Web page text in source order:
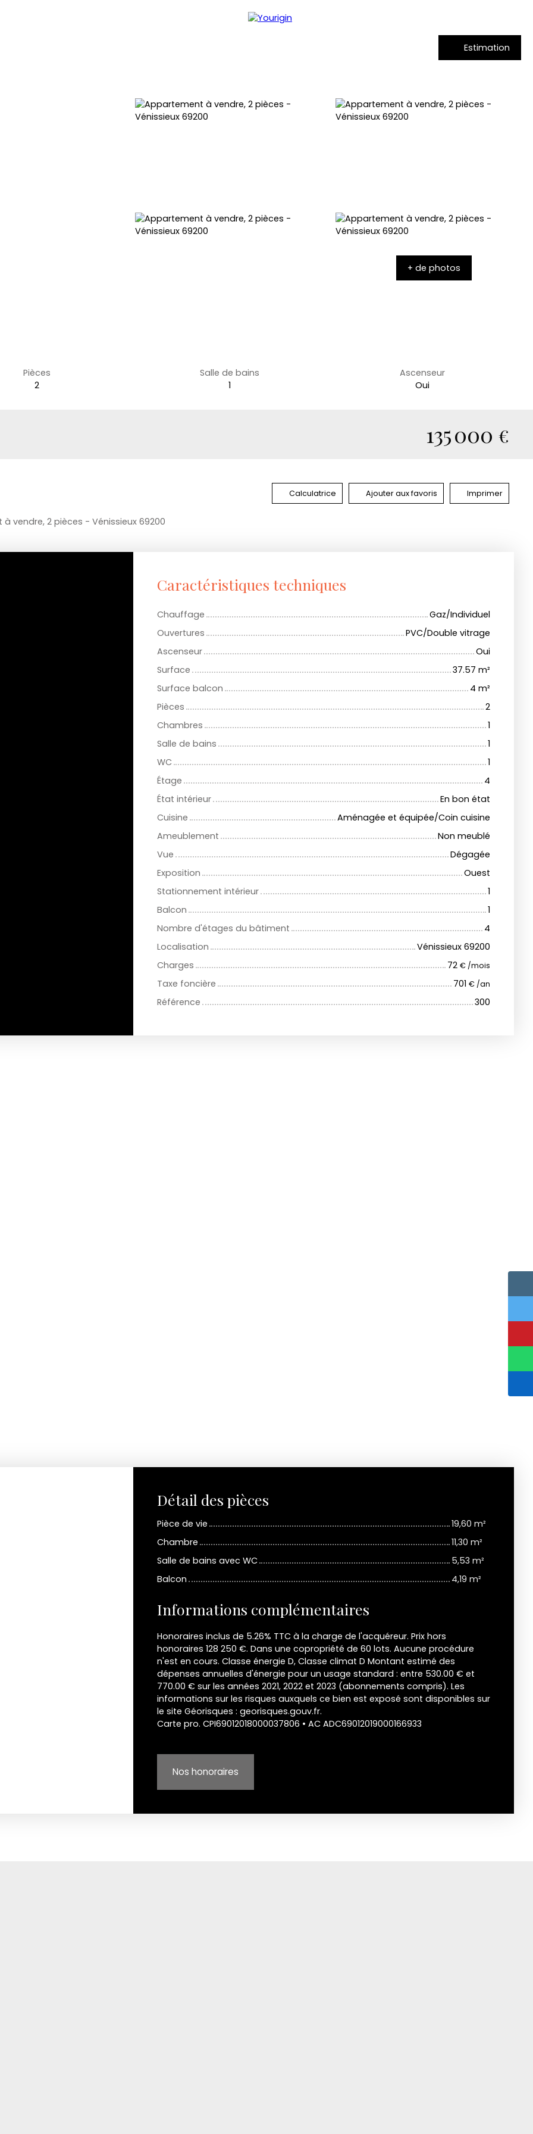
Estimation
+ de photos
Pièces
2
Salle de bains
1
Ascenseur
Oui
135 000 €
Calculatrice Ajouter aux favoris Imprimer
vendre, 2 pièces - Vénissieux 69200
Caractéristiques techniques
Chauffage
Gaz/Individuel
Ouvertures
PVC/Double vitrage
Ascenseur
Oui
Surface
37.57 m²
Surface balcon
4 m²
Pièces
2
Chambres
1
Salle de bains
1
WC
1
Étage
4
État intérieur
En bon état
Cuisine
Aménagée et équipée/Coin cuisine
Ameublement
Non meublé
Vue
Dégagée
Exposition
Ouest
Stationnement intérieur
1
Balcon
1
Nombre d'étages du bâtiment
4
Localisation
Vénissieux 69200
Charges
72 € /mois
Taxe foncière 701 € /an
Référence 300
Détail des pièces
Pièce de vie
19,60 m²
Chambre
11,30 m²
Salle de bains avec WC
5,53 m²
Balcon
4,19 m²
Informations complémentaires
Honoraires inclus de 5.26% TTC à la charge de l'acquéreur. Prix hors
honoraires 128 250 €. Dans une copropriété de 60 lots. Aucune procédure
n'est en cours. Classe énergie D, Classe climat D Montant estimé des
dépenses annuelles d'énergie pour un usage standard : entre 530.00 € et
770.00 € sur les années 2021, 2022 et 2023 (abonnements compris). Les
informations sur les risques auxquels ce bien est exposé sont disponibles sur
le site Géorisques : georisques.gouv.fr.
Carte pro. CPI69012018000037806 • AC ADC69012019000166933
Nos honoraires